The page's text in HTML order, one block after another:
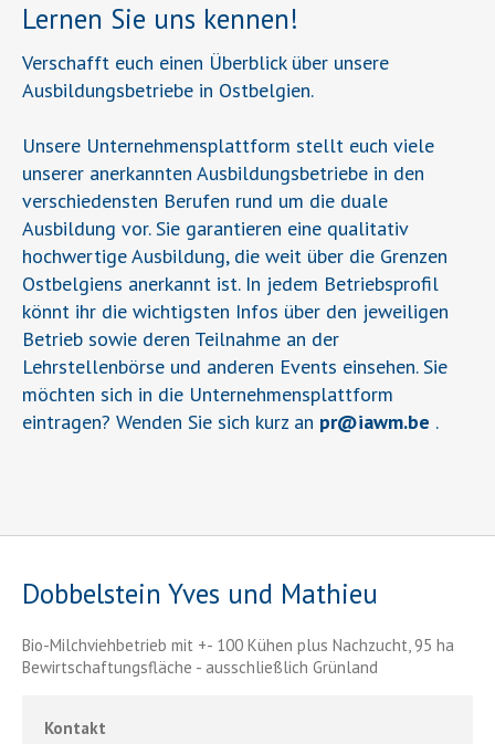
Lernen Sie uns kennen!
Verschafft euch einen Überblick über unsere
Ausbildungsbetriebe in Ostbelgien.
Unsere Unternehmensplattform stellt euch viele
unserer anerkannten Ausbildungsbetriebe in den
verschiedensten Berufen rund um die duale
Ausbildung vor. Sie garantieren eine qualitativ
hochwertige Ausbildung, die weit über die Grenzen
Ostbelgiens anerkannt ist. In jedem Betriebsprofil
könnt ihr die wichtigsten Infos über den jeweiligen
Betrieb sowie deren Teilnahme an der
Lehrstellenbörse und anderen Events einsehen. Sie
möchten sich in die Unternehmensplattform
eintragen? Wenden Sie sich kurz an pr@iawm.be .
Dobbelstein Yves und Mathieu
Bio-Milchviehbetrieb mit +- 100 Kühen plus Nachzucht, 95 ha
Bewirtschaftungsfläche - ausschließlich Grünland
Kontakt